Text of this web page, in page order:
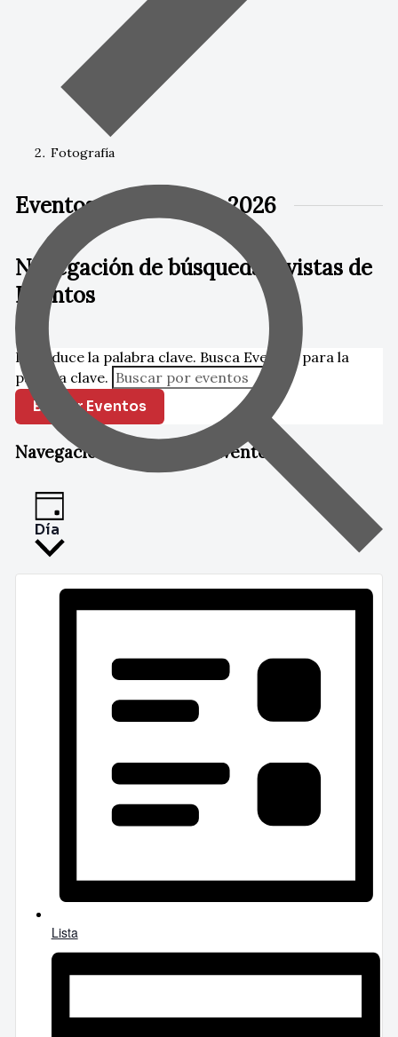
Fotografía
Eventos en 20 enero, 2026
Navegación de búsqueda y vistas de
Eventos
Buscar
Introduce la palabra clave. Busca Eventos para la
palabra clave.
Buscar Eventos
Navegación de vistas de Evento
Día
Lista